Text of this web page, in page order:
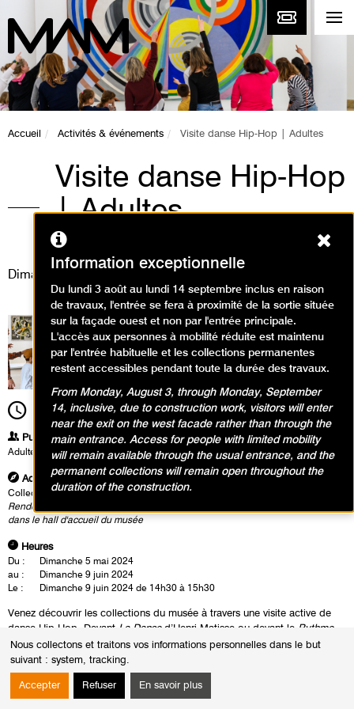
Nous collectons et traitons vos informations personnelles dans le but
suivant : system, tracking.
Accepter Refuser En savoir plus
Accueil Activités & événements Visite danse Hip-Hop | Adultes
Visite danse Hip-Hop
| Adultes
Visites, Ateliers, Événement
Dimanche 9 juin 2024
14h30 Durée1h00
Publics
Adultes
Adresse
Collections permanentes
Rendez-vous 15 minutes avant le début de la visite au Point informations situé
dans le hall d'accueil du musée
Heures
Du :
Dimanche 5 mai 2024
au :
Dimanche 9 juin 2024
Le :
Dimanche 9 juin 2024 de 14h30 à 15h30
Venez découvrir les collections du musée à travers une visite active de
danse Hip-Hop. Devant La Dansed’Henri Matisse ou devant le Rythme
N°1de Robert Delaunay, laissez-vous embarquer dans un atelier ou le
rythme, les mouvements, les formes et les couleurs de ces oeuvres
emblématiques rejoignent l’esprit et l’énergie de la danse Hip-Hop !
Accompagnez par un intervenant danseur, même sans pratique au
Information exceptionnelle
Du lundi 3 août au lundi 14 septembre inclus en raison
de travaux, l'entrée se fera à proximité de la sortie située
sur la façade ouest et non par l'entrée principale.
L'accès aux personnes à mobilité réduite est maintenu
par l'entrée habituelle et les collections permanentes
restent accessibles pendant toute la durée des travaux.
From Monday, August 3, through Monday, September
14, inclusive, due to construction work, visitors will enter
near the exit on the west facade rather than through the
main entrance. Access for people with limited mobility
will remain available through the usual entrance, and the
permanent collections will remain open throughout the
duration of the construction.